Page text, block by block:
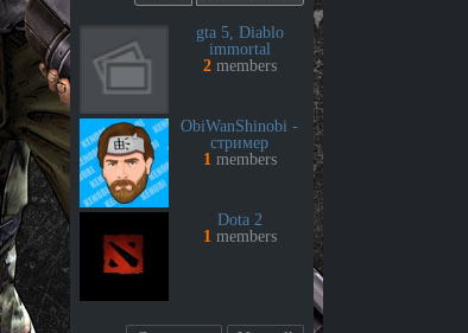
gta 5, Diablo
immortal
2members
ObiWanShinobi -
стример
1members
Dota 2
1members